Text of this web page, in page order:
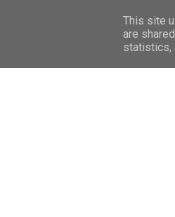
This site
are
statistics,